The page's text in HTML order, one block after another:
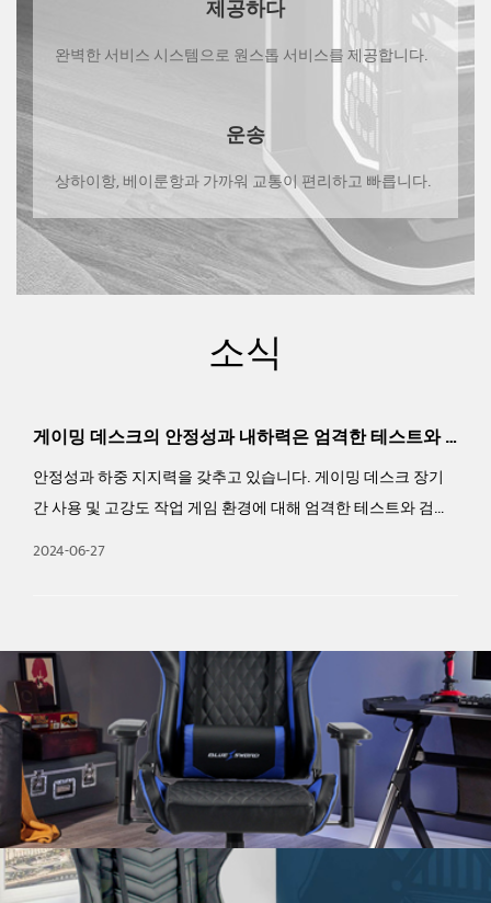
제공하다
완벽한 서비스 시스템으로 원스톱 서비스를 제공합니다.
운송
상하이항, 베이룬항과 가까워 교통이 편리하고 빠릅니다.
소식
게이밍 데스크의 안정성과 내하력은 엄격한 테스트와 검증을 거쳤습니까?
밍 데스크 장기
에 대해 엄격한 테스트와 검증
편안함과 내구성을 갖추고 있습니다. PU 게임 사무실 의자 엄격
한 테스트와 검증을 거쳤나요? 관련